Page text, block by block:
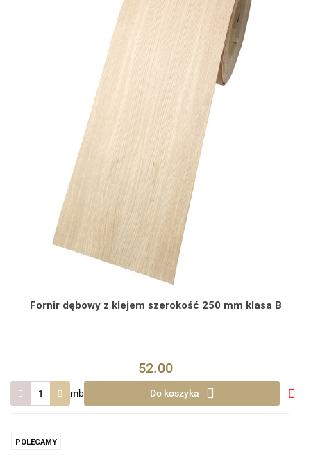
Fornir dębowy z klejem szerokość 250 mm klasa B
52.00
mb Do koszyka
POLECAMY